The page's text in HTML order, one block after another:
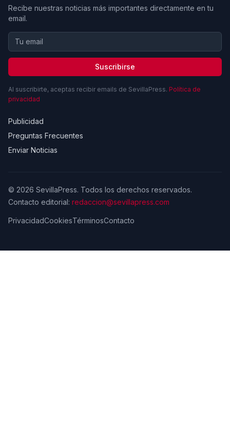
Recibe nuestras noticias más importantes directamente en tu
email.
Suscribirse
Al suscribirte, aceptas recibir emails de SevillaPress. Política de
privacidad
Publicidad
Preguntas Frecuentes
Enviar Noticias
© 2026 SevillaPress. Todos los derechos reservados.
Contacto editorial: redaccion@sevillapress.com
PrivacidadCookiesTérminosContacto